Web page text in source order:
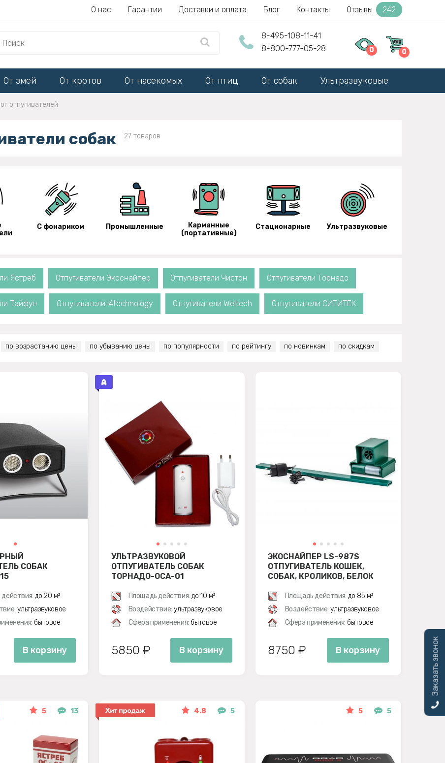
О нас Гарантии Доставки и оплата Блог Контакты Отзывы 242
8-495-108-11-41
8-800-777-05-28
0 0
От змей От кротов От насекомых От птиц От собак Ультразвуковые
отпугивателей
собак 27 товаров
С фонариком Промышленные
Карманные
(портативные)
Стационарные Ультразвуковые
Ястреб Отпугиватели Экоснайпер Отпугиватели Чистон Отпугиватели Торнадо
Тайфун Отпугиватели I4technology Отпугиватели Weitech Отпугиватели СИТИТЕК
по возрастанию цены по убыванию цены по популярности по рейтингу по новинкам по скидкам
СОБАК
до 20 м²
ультразвуковое
бытовое
В корзину
УЛЬТРАЗВУКОВОЙ
ОТПУГИВАТЕЛЬ СОБАК
ТОРНАДО-ОСА-01
Площадь действия: до 10 м²
Воздействие: ультразвуковое
Сфера применения: бытовое
5850 ₽ В корзину
ЭКОСНАЙПЕР LS-987S
ОТПУГИВАТЕЛЬ КОШЕК,
СОБАК, КРОЛИКОВ, БЕЛОК
Площадь действия: до 85 м²
Воздействие: ультразвуковое
Сфера применения: бытовое
8750 ₽ В корзину
5 13 4.8 5 5 5
Заказать звонок